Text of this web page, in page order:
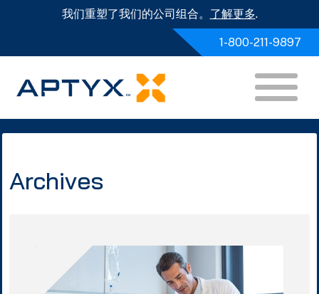
我们重塑了我们的公司组合。 了解更多.
1-800-211-9897
Archives